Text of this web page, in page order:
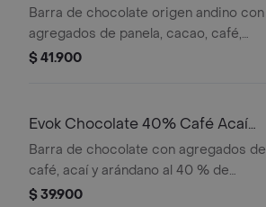
Barra x100g
Barra de chocolate origen andino con
agregados de panela, cacao, café,
polen y sal al 70 % de cacao por 90
$ 41.900
Evok Chocolate 40% Café Acaí
Barra x100g
Barra de chocolate con agregados de
café, acaí y arándano al 40 % de
cacao por 100 gramos
$ 39.900